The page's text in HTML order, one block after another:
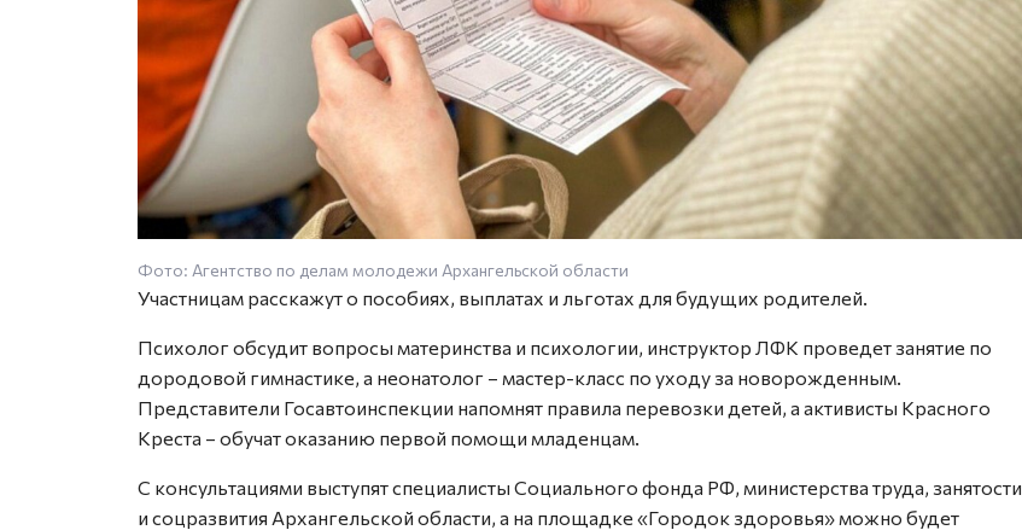
Фото: Агентство по делам молодежи Архангельской области
Участницам расскажут о пособиях, выплатах и льготах для будущих родителей.
Психолог обсудит вопросы материнства и психологии, инструктор ЛФК проведет занятие по
дородовой гимнастике, а неонатолог – мастер-класс по уходу за новорожденным.
Представители Госавтоинспекции напомнят правила перевозки детей, а активисты Красного
Креста – обучат оказанию первой помощи младенцам.
С консультациями выступят специалисты Социального фонда РФ, министерства труда, занятости
и соцразвития Архангельской области, а на площадке «Городок здоровья» можно будет